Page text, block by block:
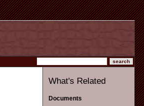
What's Related
Documents